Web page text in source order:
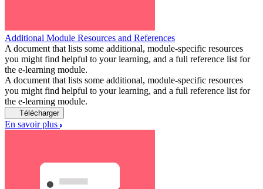
Additional Module Resources and References
A document that lists some additional, module-specific resources
you might find helpful to your learning, and a full reference list for
the e-learning module.
A document that lists some additional, module-specific resources
you might find helpful to your learning, and a full reference list for
the e-learning module.
Télécharger
En savoir plus